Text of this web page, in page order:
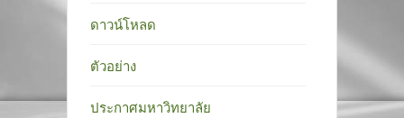
ดาวน์โหลด
ตัวอย่าง
ประกาศมหาวิทยาลัย